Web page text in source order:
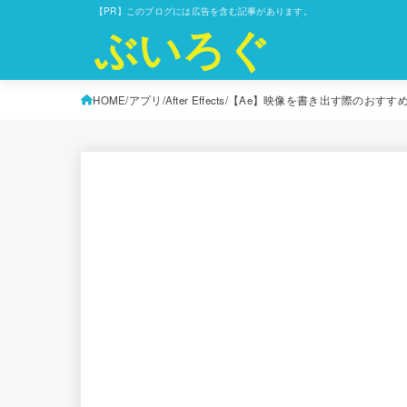
【PR】このブログには広告を含む記事があります。
ぶいろぐ
HOME アプリ After Effects 【Ae】映像を書き出す際のおすす